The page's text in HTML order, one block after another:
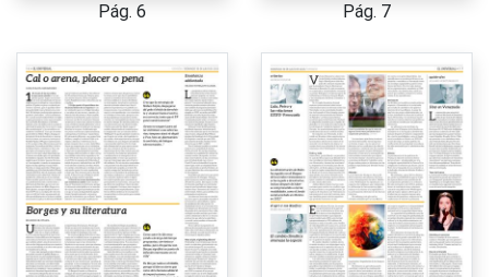
Pág. 6 Pág. 7